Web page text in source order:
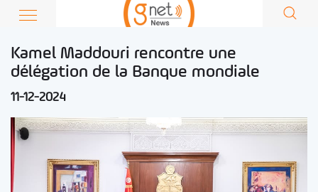
Kamel Maddouri rencontre une
délégation de la Banque mondiale
11-12-2024